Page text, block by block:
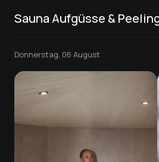
Sauna Aufgüsse &
Donnerstag, 06 August